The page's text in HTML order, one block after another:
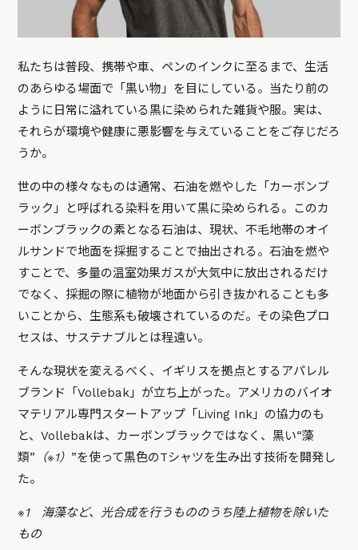
私たちは普段、携帯や車、ペンのインクに至るまで、生活
のあらゆる場面で「黒い物」を目にしている。当たり前の
ように日常に溢れている黒に染められた雑貨や服。実は、
それらが環境や健康に悪影響を与えていることをご存じだろ
うか。
世の中の様々なものは通常、石油を燃やした「カーボンブ
ラック」と呼ばれる染料を用いて黒に染められる。このカ
ーボンブラックの素となる石油は、現状、不毛地帯のオイ
ルサンドで地面を採掘することで抽出される。石油を燃や
すことで、多量の温室効果ガスが大気中に放出されるだけ
でなく、採掘の際に植物が地面から引き抜かれることも多
いことから、生態系も破壊されているのだ。その染色プロ
セスは、サステナブルとは程遠い。
そんな現状を変えるべく、イギリスを拠点とするアパレル
ブランド「Vollebak」が立ち上がった。アメリカのバイオ
マテリアル専門スタートアップ「Living Ink」の協力のも
と、Vollebakは、カーボンブラックではなく、黒い“藻
類” （※1） ”を使って黒色のTシャツを生み出す技術を開発し
た。
※1 海藻など、光合成を行うもののうち陸上植物を除いた
もの